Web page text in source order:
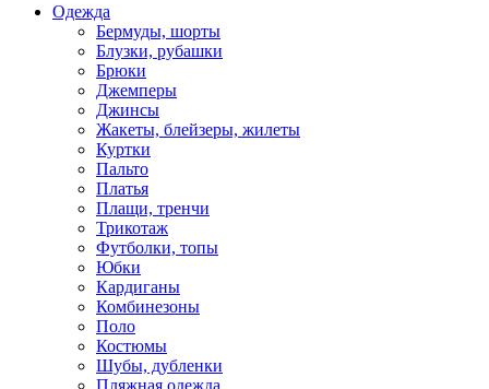
Одежда
Бермуды, шорты
Блузки, рубашки
Брюки
Джемперы
Джинсы
Жакеты, блейзеры, жилеты
Куртки
Пальто
Платья
Плащи, тренчи
Трикотаж
Футболки, топы
Юбки
Кардиганы
Комбинезоны
Поло
Костюмы
Шубы, дубленки
Пляжная одежда